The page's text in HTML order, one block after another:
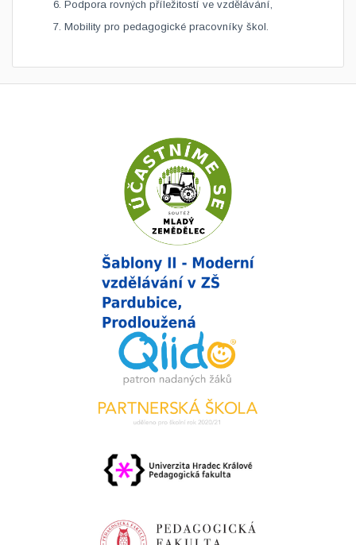
Podpora rovných příležitostí ve vzdělávání,
Mobility pro pedagogické pracovníky škol.